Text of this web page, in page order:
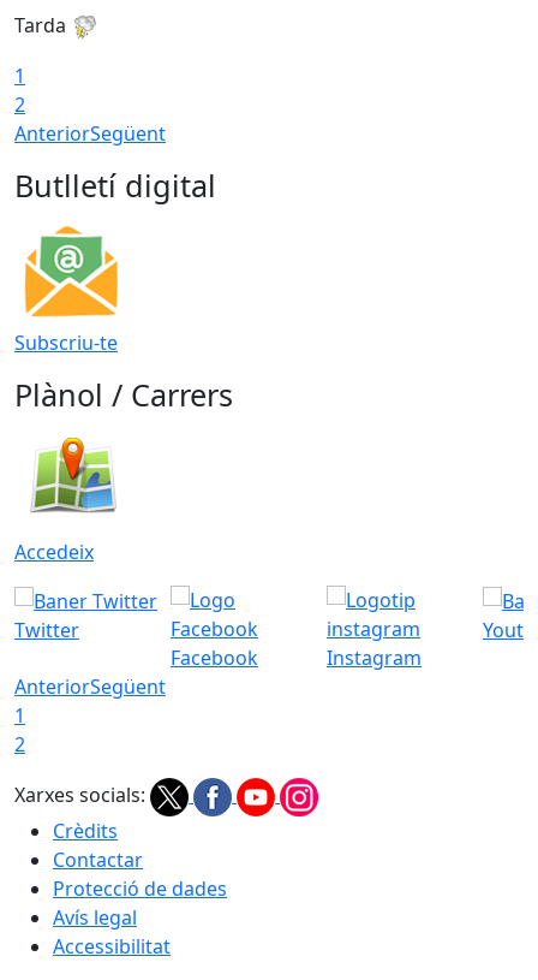
Tarda
1
2
AnteriorSegüent
Butlletí digital
Subscriu-te
Plànol / Carrers
Accedeix
Twitter
Facebook
Instagram
AnteriorSegüent
1
2
Xarxes socials:
Crèdits
Contactar
Protecció de dades
Avís legal
Accessibilitat